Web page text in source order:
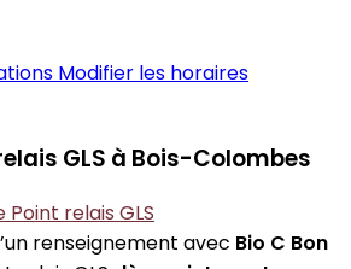
Modifier les horaires
GLS à Bois-Colombes
relais GLS
renseignement avec Bio C Bon